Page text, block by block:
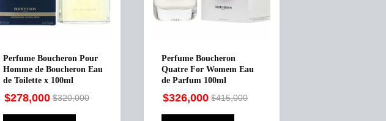
Perfume Boucheron Pour
Homme de Boucheron Eau
de Toilette x 100ml
$320,000
Original
$278,000
Current
Perfume Boucheron
Quatre For Womem Eau
de Parfum 100ml
$415,000
Original
$326,000
Current